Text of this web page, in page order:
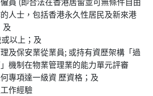
人士，包括香港永久性居民及新來港
及
以上；及
及保安業從業員; 或持有資歷架構「過
機制在物業管理業的能力單元評審
專項達一級資 歷資格；及
作經驗